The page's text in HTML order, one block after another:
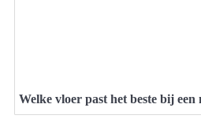
Welke vloer past het beste bij